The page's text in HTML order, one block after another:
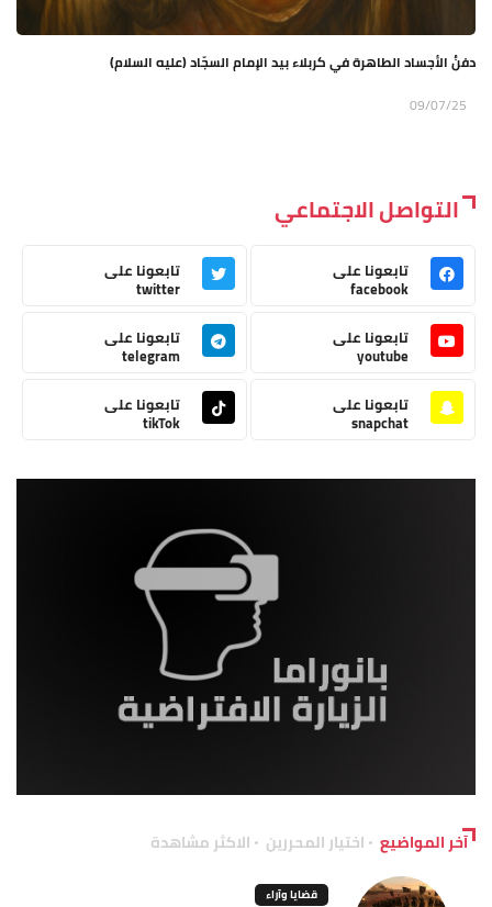
دفنُ الأجساد الطاهرة في كربلاء بيد الإمام السجّاد (عليه السلام)
09/07/25
التواصل الاجتماعي
تابعونا على
facebook
تابعونا على
twitter
تابعونا على
youtube
تابعونا على
telegram
تابعونا على
snapchat
تابعونا على
tikTok
آخر المواضيع اختيار المحررين الاكثر مشاهدة
قضايا وآراء